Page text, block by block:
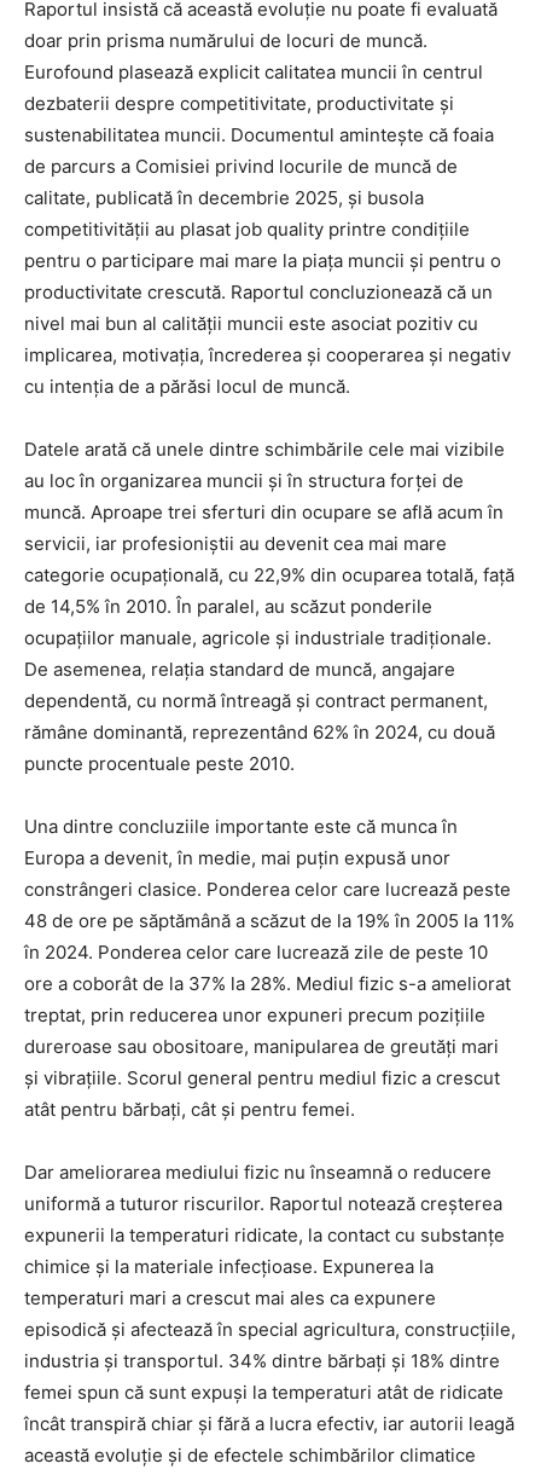
Raportul insistă că această evoluție nu poate fi evaluată
doar prin prisma numărului de locuri de muncă.
Eurofound plasează explicit calitatea muncii în centrul
dezbaterii despre competitivitate, productivitate și
sustenabilitatea muncii. Documentul amintește că foaia
de parcurs a Comisiei privind locurile de muncă de
calitate, publicată în decembrie 2025, și busola
competitivității au plasat job quality printre condițiile
pentru o participare mai mare la piața muncii și pentru o
productivitate crescută. Raportul concluzionează că un
nivel mai bun al calității muncii este asociat pozitiv cu
implicarea, motivația, încrederea și cooperarea și negativ
cu intenția de a părăsi locul de muncă.
Datele arată că unele dintre schimbările cele mai vizibile
au loc în organizarea muncii și în structura forței de
muncă. Aproape trei sferturi din ocupare se află acum în
servicii, iar profesioniștii au devenit cea mai mare
categorie ocupațională, cu 22,9% din ocuparea totală, față
de 14,5% în 2010. În paralel, au scăzut ponderile
ocupațiilor manuale, agricole și industriale tradiționale.
De asemenea, relația standard de muncă, angajare
dependentă, cu normă întreagă și contract permanent,
rămâne dominantă, reprezentând 62% în 2024, cu două
puncte procentuale peste 2010.
Una dintre concluziile importante este că munca în
Europa a devenit, în medie, mai puțin expusă unor
constrângeri clasice. Ponderea celor care lucrează peste
48 de ore pe săptămână a scăzut de la 19% în 2005 la 11%
în 2024. Ponderea celor care lucrează zile de peste 10
ore a coborât de la 37% la 28%. Mediul fizic s-a ameliorat
treptat, prin reducerea unor expuneri precum pozițiile
dureroase sau obositoare, manipularea de greutăți mari
și vibrațiile. Scorul general pentru mediul fizic a crescut
atât pentru bărbați, cât și pentru femei.
Dar ameliorarea mediului fizic nu înseamnă o reducere
uniformă a tuturor riscurilor. Raportul notează creșterea
expunerii la temperaturi ridicate, la contact cu substanțe
chimice și la materiale infecțioase. Expunerea la
temperaturi mari a crescut mai ales ca expunere
episodică și afectează în special agricultura, construcțiile,
industria și transportul. 34% dintre bărbați și 18% dintre
femei spun că sunt expuși la temperaturi atât de ridicate
încât transpiră chiar și fără a lucra efectiv, iar autorii leagă
această evoluție și de efectele schimbărilor climatice